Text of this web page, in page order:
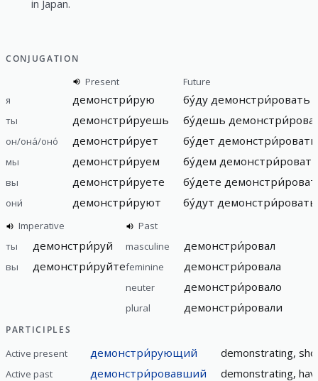
in Japan.
CONJUGATION
Present
Future
я
демонстри́рую бу́ду демонстри́ровать
ты демонстри́руешь бу́дешь
он/она́/оно́ демонстри́рует бу́дет демонстри́ровать
мы демонстри́руем бу́дем демонстри́ровать
вы демонстри́руете бу́дете
они́ демонстри́руют бу́дут демонстри́ровать
Imperative
ты
демонстри́руй
вы демонстри́руйте
Past
masculine
демонстри́ровал
feminine демонстри́ровала
neuter демонстри́ровало
plural демонстри́ровали
PARTICIPLES
Active present демонстри́рующий demonstrating,
Active past демонстри́ровавший demonstrating,